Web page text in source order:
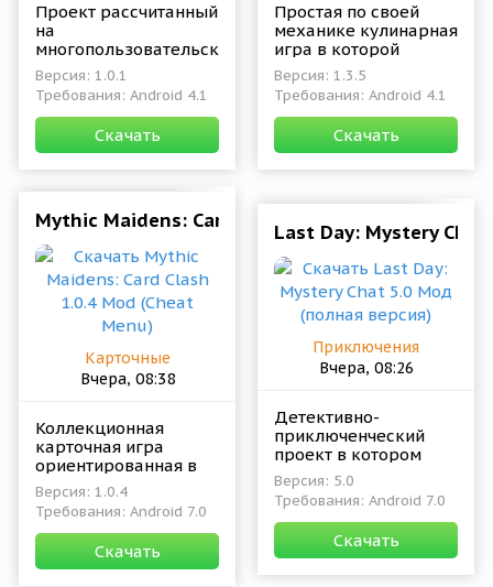
Проект рассчитанный
на
многопользовательское
прохождение. В
совместном режиме,
с реальными
игроками, будет
намного и намного
Версия: 1.0.1
Требования: Android 4.1
Скачать
Простая по своей
механике кулинарная
игра в которой
геймеры будут
совершенствоваться
в приготовлении
различных блюд и
закусок.
Версия: 1.3.5
Требования: Android 4.1
Скачать
Mythic Maidens: Card Clash 1.0.4 Mod (Cheat
Карточные
Вчера, 08:38
Коллекционная
карточная игра
ориентированная в
первую очередь на
поклонников сбора
редких и ценных
элементов,
ощущения азарта
Версия: 1.0.4
Требования: Android 7.0
Скачать
Last Day: Mystery
Приключения
Вчера, 08:26
Детективно-
приключенческий
проект в котором
игроки в реальном
времени будут вести
расследование с
помощью своего
мобильного
Версия: 5.0
Требования: Android 7.0
Скачать